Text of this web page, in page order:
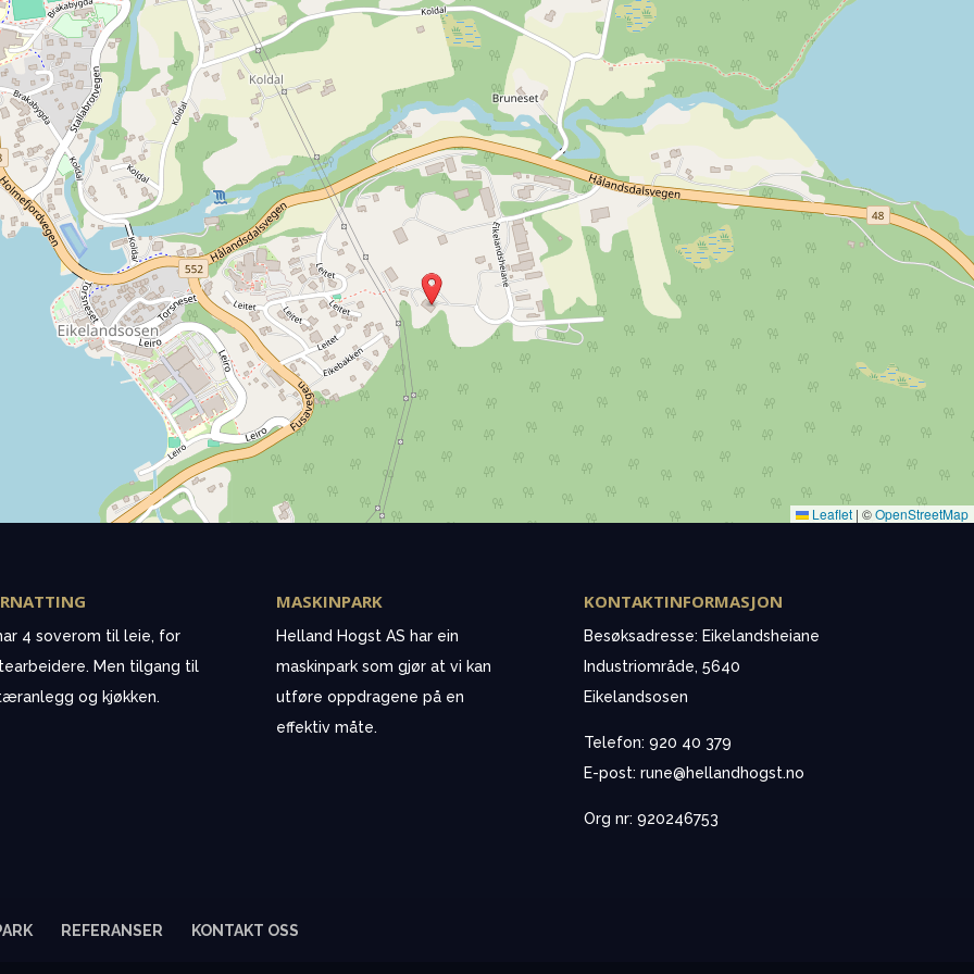
Leaflet | ©OpenStreetMap
4 soverom til leie, for
Men tilgang til
og kjøkken.
MASKINPARK
Helland Hogst AS har ein
maskinpark som gjør at vi kan
utføre oppdragene på en
effektiv måte.
KONTAKTINFORMASJON
Besøksadresse: Eikelandsheiane
Industriområde, 5640
Eikelandsosen
Telefon: 920 40 379
E-post: rune@hellandhogst.no
Org nr: 920246753
REFERANSER KONTAKT OSS